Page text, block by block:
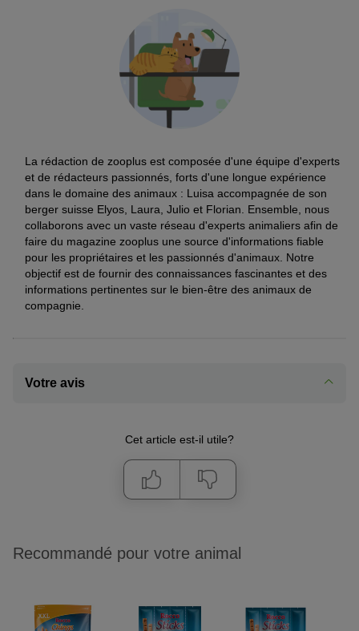
La rédaction de zooplus est composée d'une équipe d'experts
et de rédacteurs passionnés, forts d'une longue expérience
dans le domaine des animaux : Luisa accompagnée de son
berger suisse Elyos, Laura, Julio et Florian. Ensemble, nous
collaborons avec un vaste réseau d'experts animaliers afin de
faire du magazine zooplus une source d'informations fiable
pour les propriétaires et les passionnés d'animaux. Notre
objectif est de fournir des connaissances fascinantes et des
informations pertinentes sur le bien-être des animaux de
compagnie.
Votre avis
Cet article est-il utile?
Recommandé pour votre animal